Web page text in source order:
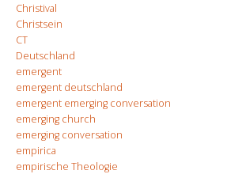
Christival
Christsein
CT
Deutschland
emergent
emergent deutschland
emergent emerging conversation
emerging church
emerging conversation
empirica
empirische Theologie